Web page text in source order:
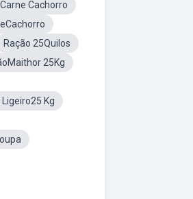
Cachorro
Ração 25Quilos
25Kg
Ligeiro25 Kg